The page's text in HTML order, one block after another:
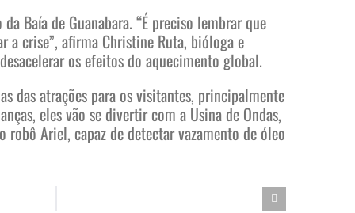
Baía de Guanabara. “É preciso lembrar que
a crise”, afirma Christine Ruta, bióloga e
os efeitos do aquecimento global.
das atrações para os visitantes, principalmente
eles vão se divertir com a Usina de Ondas,
Ariel, capaz de detectar vazamento de óleo